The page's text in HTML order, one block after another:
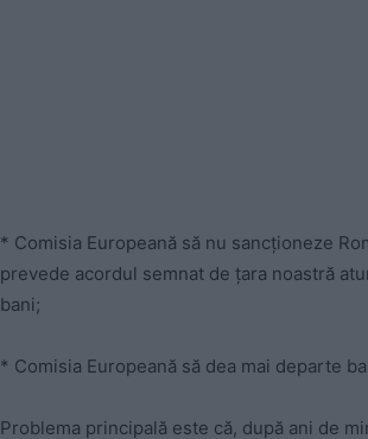
* Comisia Europeană să nu sancționeze
prevede acordul semnat de țara noastră
bani;
* Comisia Europeană să dea mai departe
Problema principală este că, după ani de